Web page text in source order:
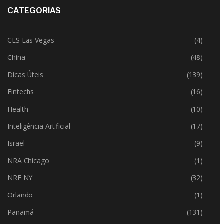
CATEGORIAS
CES Las Vegas
(4)
China
(48)
Dicas Úteis
(139)
Fintechs
(16)
Health
(10)
Inteligência Artificial
(17)
Israel
(9)
NRA Chicago
(1)
NRF NY
(32)
Orlando
(1)
Panamá
(131)